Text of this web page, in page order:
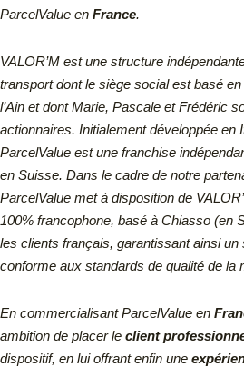
ParcelValue en France.
VALOR’M est une structure
transport dont le siège social est basé en
l’Ain et dont Marie, Pascale et Frédéric
actionnaires. Initialement développée en
ParcelValue est une franchise
en Suisse. Dans le cadre de notre
ParcelValue met à disposition de
100% francophone, basé à Chiasso (en
les clients français, garantissant ainsi
conforme aux standards de qualité de la
En commercialisant ParcelValue en
ambition de placer le client
dispositif, en lui offrant enfin une